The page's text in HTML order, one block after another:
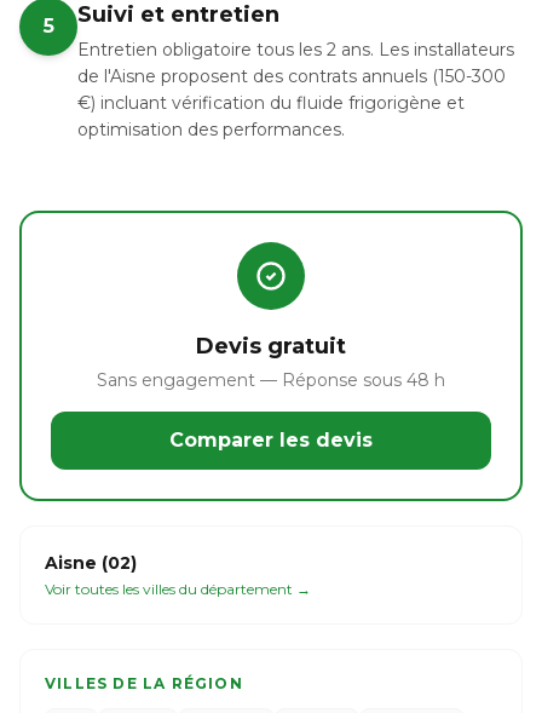
5 Suivi et entretien
Entretien obligatoire tous les 2 ans. Les installateurs
de l'Aisne proposent des contrats annuels (150-300
€) incluant vérification du fluide frigorigène et
optimisation des performances.
Devis gratuit
Sans engagement — Réponse sous 48 h
Comparer les devis
Aisne (02)
Voir toutes les villes du département →
VILLES DE LA RÉGION